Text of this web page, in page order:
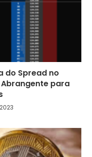
do Spread no
para